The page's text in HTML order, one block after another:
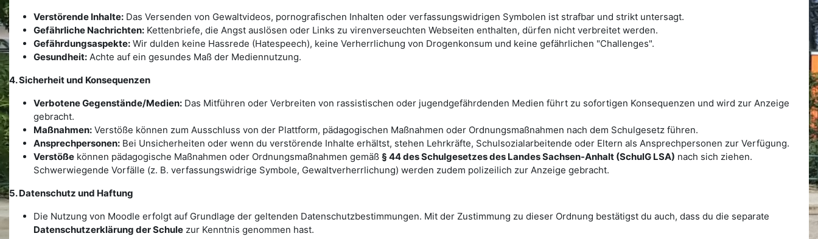
Verstörende Inhalte: Das Versenden von Gewaltvideos, pornografischen Inhalten oder verfassungswidrigen Symbolen ist strafbar und strikt untersagt.
Gefährliche Nachrichten: Kettenbriefe, die Angst auslösen oder Links zu virenverseuchten Webseiten enthalten, dürfen nicht verbreitet werden.
Gefährdungsaspekte: Wir dulden keine Hassrede (Hatespeech), keine Verherrlichung von Drogenkonsum und keine gefährlichen "Challenges".
Gesundheit: Achte auf ein gesundes Maß der Mediennutzung.
4. Sicherheit und Konsequenzen
Verbotene Gegenstände/Medien: Das Mitführen oder Verbreiten von rassistischen oder jugendgefährdenden Medien führt zu sofortigen Konsequenzen und wird zur Anzeige
gebracht.
Maßnahmen: Verstöße können zum Ausschluss von der Plattform, pädagogischen Maßnahmen oder Ordnungsmaßnahmen nach dem Schulgesetz führen.
Ansprechpersonen: Bei Unsicherheiten oder wenn du verstörende Inhalte erhältst, stehen Lehrkräfte, Schulsozialarbeitende oder Eltern als Ansprechpersonen zur Verfügung.
Verstöße können pädagogische Maßnahmen oder Ordnungsmaßnahmen gemäß § 44 des Schulgesetzes des Landes Sachsen-Anhalt (SchulG LSA) nach sich ziehen.
Schwerwiegende Vorfälle (z. B. verfassungswidrige Symbole, Gewaltverherrlichung) werden zudem polizeilich zur Anzeige gebracht.
5. Datenschutz und Haftung
Die Nutzung von Moodle erfolgt auf Grundlage der geltenden Datenschutzbestimmungen. Mit der Zustimmung zu dieser Ordnung bestätigst du auch, dass du die separate
Datenschutzerklärung der Schule zur Kenntnis genommen hast.